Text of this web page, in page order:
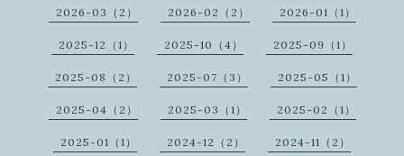
2026-03（2） 2026-02（2） 2026-01（1）
2025-12（1） 2025-10（4） 2025-09（1）
2025-08（2） 2025-07（3） 2025-05（1）
2025-04（2） 2025-03（1） 2025-02（1）
2025-01（1） 2024-12（2） 2024-11（2）